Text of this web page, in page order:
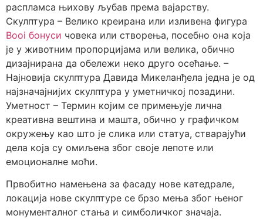
распламса њихову љубав према вајарству.
Скулптура – Велико креирана или изливена фигура
Booi бонуси човека или створења, посебно она која
је у животним пропорцијама или велика, обично
дизајнирана да обележи неко друго осећање. –
Најновија скулптура Давида Микеланђела једна је од
најзначајнијих скулптура у уметничкој позадини.
Уметност – Термин којим се примењује лична
креативна вештина и машта, обично у графичком
окружењу као што је слика или статуа, стварајући
дела која су омиљена због своје лепоте или
емоционалне моћи.
Првобитно намењена за фасаду нове катедрале,
локација нове скулптуре се брзо мења због њеног
монументалног стања и симболичког значаја.